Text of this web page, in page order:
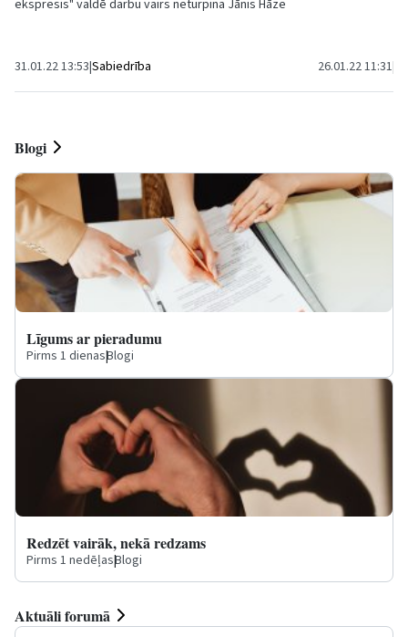
ekspresis" valdē darbu vairs neturpina Jānis Hāze
31.01.22 13:53|Sabiedrība 26.01.22 11:31|
Blogi
Līgums ar pieradumu
Pirms 1 dienas|Blogi
Redzēt vairāk, nekā redzams
Pirms 1 nedēļas|Blogi
Aktuāli forumā